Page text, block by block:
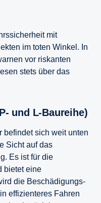
mit
im toten Winkel. In
vor riskanten
stets über das
P- und L-Baureihe)
befindet sich weit unten
Sicht auf das
Es ist für die
bietet eine
die Beschädigungs-
effizienteres Fahren